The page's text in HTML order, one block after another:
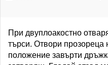
При двуплоакостно
търси. Отвори прозореца
положение завърти